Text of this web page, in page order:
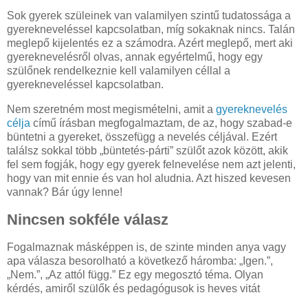
Sok gyerek szüleinek van valamilyen szintű tudatossága a
gyerekneveléssel kapcsolatban, míg sokaknak nincs. Talán
meglepő kijelentés ez a számodra. Azért meglepő, mert aki
gyereknevelésről olvas, annak egyértelmű, hogy egy
szülőnek rendelkeznie kell valamilyen céllal a
gyerekneveléssel kapcsolatban.
Nem szeretném most megismételni, amit a gyereknevelés
célja című írásban megfogalmaztam, de az, hogy szabad-e
büntetni a gyereket, összefügg a nevelés céljával. Ezért
találsz sokkal több „büntetés-párti” szülőt azok között, akik
fel sem fogják, hogy egy gyerek felnevelése nem azt jelenti,
hogy van mit ennie és van hol aludnia. Azt hiszed kevesen
vannak? Bár úgy lenne!
Nincsen sokféle válasz
Fogalmaznak másképpen is, de szinte minden anya vagy
apa válasza besorolható a következő háromba: „Igen.”,
„Nem.”, „Az attól függ.” Ez egy megosztó téma. Olyan
kérdés, amiről szülők és pedagógusok is heves vitát